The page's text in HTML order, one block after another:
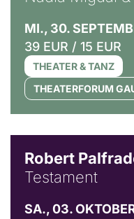
MI., 30.
39 EUR / 15 EUR
THEATER & TANZ
THEATERFORUM
Robert
Testament
SA., 03.